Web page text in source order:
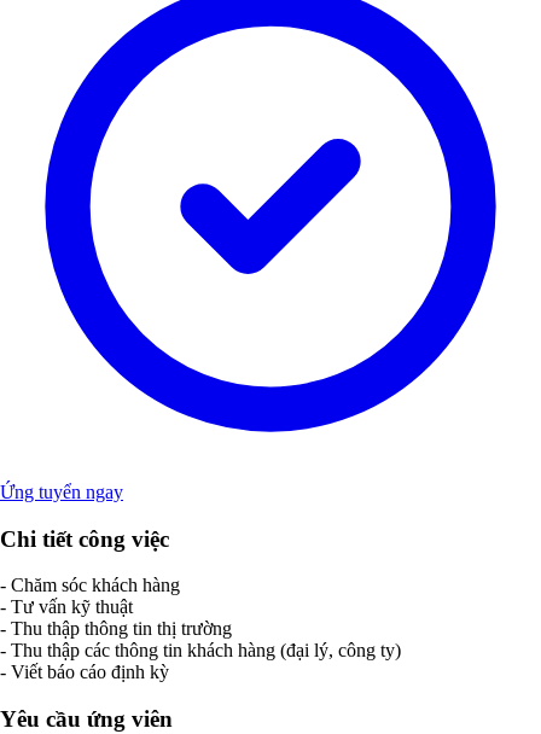
Ứng tuyển ngay
Chi tiết công việc
- Chăm sóc khách hàng
- Tư vấn kỹ thuật
- Thu thập thông tin thị trường
- Thu thập các thông tin khách hàng (đại lý, công ty)
- Viết báo cáo định kỳ
Yêu cầu ứng viên